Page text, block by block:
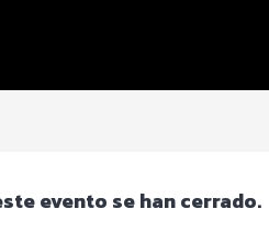
evento se han cerrado.